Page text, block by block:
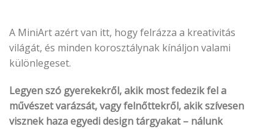
A MiniArt azért van itt, hogy felrázza a kreativitás
világát, és minden korosztálynak kínáljon valami
különlegeset.
Legyen szó gyerekekről, akik most fedezik fel a
művészet varázsát, vagy felnőttekről, akik szívesen
visznek haza egyedi design tárgyakat – nálunk